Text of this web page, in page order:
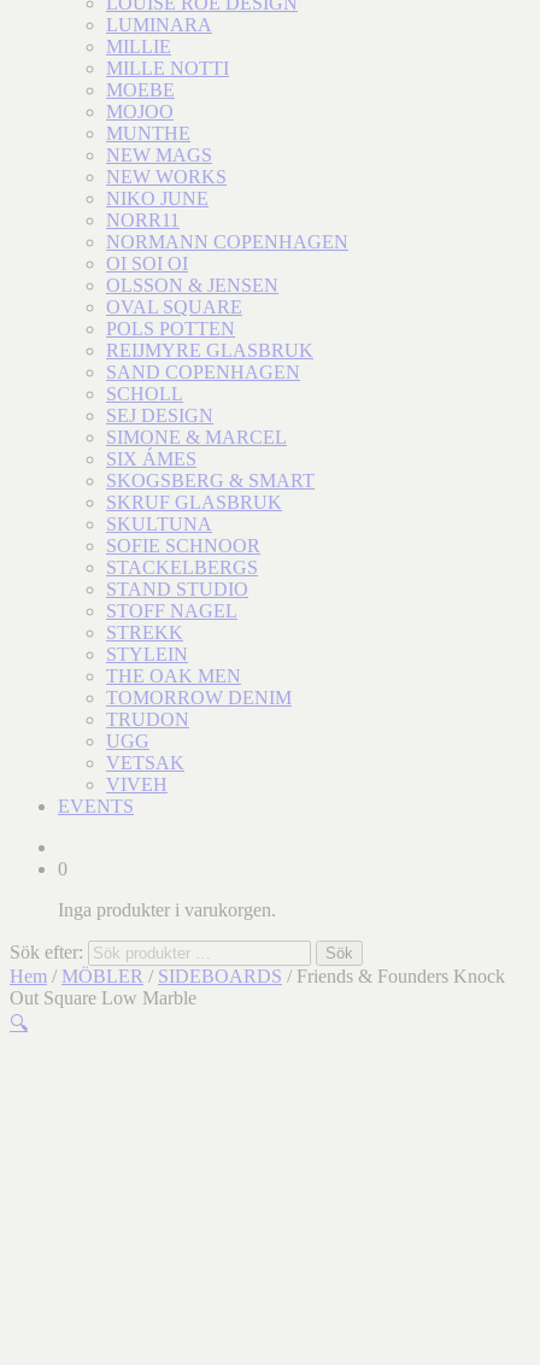
LUMINARA
MILLIE
MILLE NOTTI
MOEBE
MOJOO
MUNTHE
NEW MAGS
NEW WORKS
NIKO JUNE
NORR11
NORMANN COPENHAGEN
OI SOI OI
OLSSON & JENSEN
OVAL SQUARE
POLS POTTEN
REIJMYRE GLASBRUK
SAND COPENHAGEN
SCHOLL
SEJ DESIGN
SIMONE & MARCEL
SIX ÁMES
SKOGSBERG & SMART
SKRUF GLASBRUK
SKULTUNA
SOFIE SCHNOOR
STACKELBERGS
STAND STUDIO
STOFF NAGEL
STREKK
STYLEIN
THE OAK MEN
TOMORROW DENIM
TRUDON
UGG
VETSAK
VIVEH
EVENTS
0
Inga produkter i varukorgen.
Sök efter: Sök
Hem / MÖBLER / SIDEBOARDS / Friends & Founders Knock
Out Square Low Marble
🔍